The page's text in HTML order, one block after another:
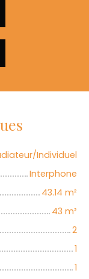
Individuel
Interphone
43.14 m²
43 m²
2
1
1